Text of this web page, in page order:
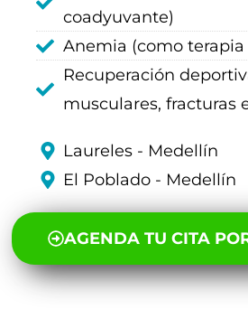
coadyuvante)
Anemia (como
Recuperación
musculares, fracturas
Laureles - Medellín
El Poblado - Medellín
AGENDA TU CITA